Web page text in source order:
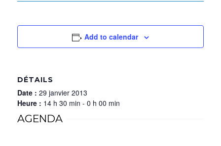
Add to calendar
DÉTAILS
Date : 29 janvier 2013
Heure : 14 h 30 min - 0 h 00 min
AGENDA